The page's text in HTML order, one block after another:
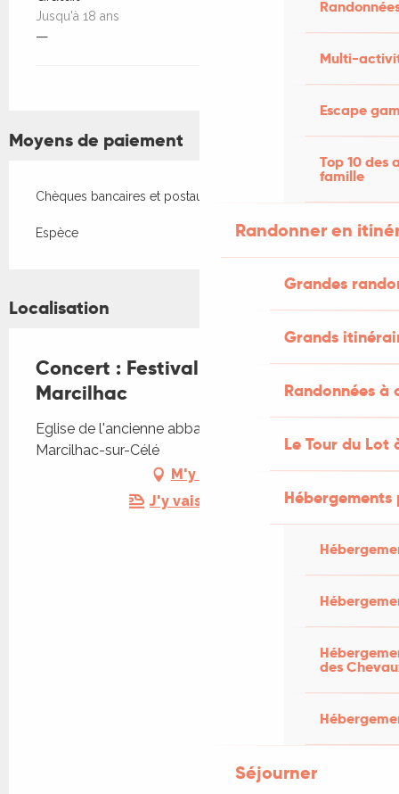
Multi-
Escape
Top 10 des
famille
Randonner en
Grandes
Grands
Randonnées
Le Tour du Lot
des
Séjourner
Jusqu'à 18 ans
—
Moyens de paiement
Chèques bancaires et postaux
Espèce
Localisation
Concert : Festival d’orgue de
Marcilhac
Eglise de l'ancienne abbaye de Marcilhac, 46160
Marcilhac-sur-Célé
M'y rendre
J'y vais en train !